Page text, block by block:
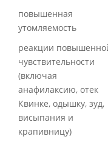
повышенная
утомляемость
реакции
чувствительности
(включая
анафилаксию, отек
Квинке, одышку, зуд,
висыпания и
крапивницу)